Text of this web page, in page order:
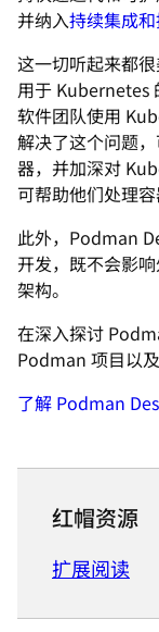
并纳入持续集成
这一切听起来都
用于 Kubernetes
软件团队使用
解决了这个问题
器，并加深对
可帮助他们处理
此外，Podman
开发，既不会影
架构。
在深入探讨
Podman 项目以
了解 Podman
红帽资源
扩展阅读